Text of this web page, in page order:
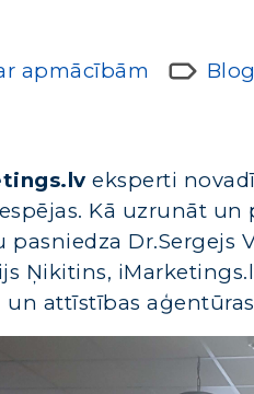
apmācībām
eksperti
Kā uzrunāt un
Dr.Sergejs
Ņikitins,
un attīstības